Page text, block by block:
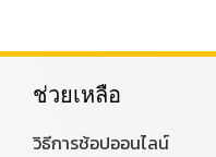
ช่วยเหลือ
วิธีการช้อปออนไลน์